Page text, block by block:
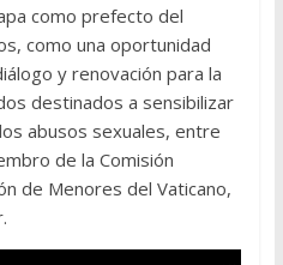
como prefecto del
como una oportunidad
y renovación para la
destinados a sensibilizar
abusos sexuales, entre
de la Comisión
de Menores del Vaticano,